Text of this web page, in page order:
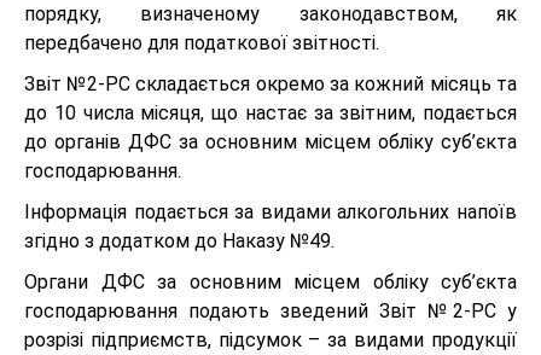
порядку, визначеному законодавством, як
передбачено для податкової звітності.
Звіт №2-РС складається окремо за кожний місяць та
до 10 числа місяця, що настає за звітним, подається
до органів ДФС за основним місцем обліку суб’єкта
господарювання.
Інформація подається за видами алкогольних напоїв
згідно з додатком до Наказу №49.
Органи ДФС за основним місцем обліку суб’єкта
господарювання подають зведений Звіт №2-РС у
розрізі підприємств, підсумок – за видами продукції